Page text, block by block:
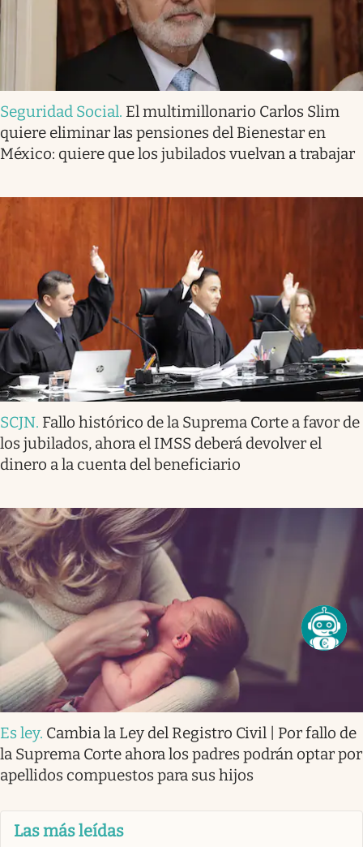
Seguridad Social. El multimillonario Carlos Slim
quiere eliminar las pensiones del Bienestar en
México: quiere que los jubilados vuelvan a trabajar
SCJN. Fallo histórico de la Suprema Corte a favor de
los jubilados, ahora el IMSS deberá devolver el
dinero a la cuenta del beneficiario
Es ley. Cambia la Ley del Registro Civil | Por fallo de
la Suprema Corte ahora los padres podrán optar por
apellidos compuestos para sus hijos
Las más leídas